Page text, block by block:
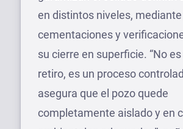
en distintos niveles,
cementaciones y
su cierre en superficie. “No
retiro, es un proceso
asegura que el pozo quede
completamente aislado y en